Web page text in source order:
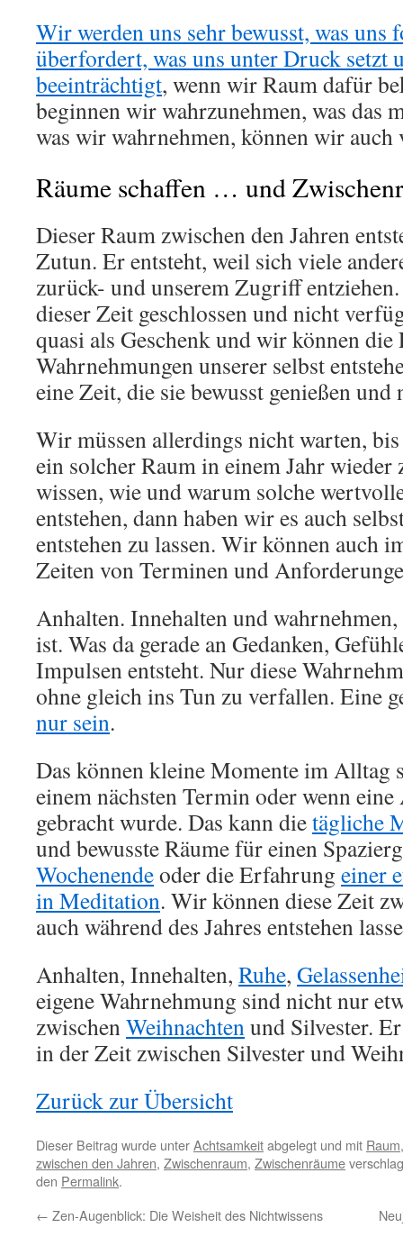
Wir werden uns sehr bewusst, was uns
überfordert, was uns unter Druck setzt
beeinträchtigt, wenn wir Raum dafür
beginnen wir wahrzunehmen, was das
was wir wahrnehmen, können wir auch
Räume schaffen … und
Dieser Raum zwischen den Jahren
Zutun. Er entsteht, weil sich viele
zurück- und unserem Zugriff
dieser Zeit geschlossen und nicht
quasi als Geschenk und wir können die
Wahrnehmungen unserer selbst
eine Zeit, die sie bewusst genießen
Wir müssen allerdings nicht warten,
ein solcher Raum in einem Jahr
wissen, wie und warum solche
entstehen, dann haben wir es auch
entstehen zu lassen. Wir können auch
Zeiten von Terminen und
Anhalten. Innehalten und
ist. Was da gerade an Gedanken,
Impulsen entsteht. Nur diese
ohne gleich ins Tun zu verfallen. Eine
nur sein.
Das können kleine Momente im Alltag
einem nächsten Termin oder wenn
gebracht wurde. Das kann dietägliche
und bewusste Räume für einen
Wochenendeoder die Erfahrung einer
in Meditation. Wir können diese Zeit
auch während des Jahres entstehen
Anhalten, Innehalten, Ruhe,
eigene Wahrnehmung sind nicht nur
zwischenWeihnachtenund Silvester.
in der Zeit zwischen Silvester und
Zurück zur Übersicht
Dieser Beitrag wurde unterAchtsamkeitabgelegt und mit Raum
zwischen den Jahren, Zwischenraum, Zwischenräume
den Permalink.
← Zen-Augenblick: Die Weisheit des Nichtwissens